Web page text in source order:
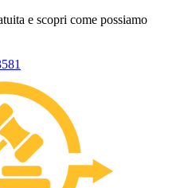
e scopri come possiamo